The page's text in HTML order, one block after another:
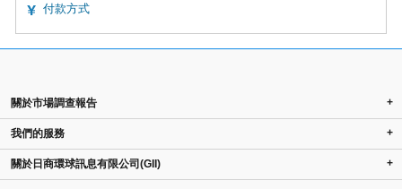
付款方式
關於市場調查報告 +
我們的服務 +
關於日商環球訊息有限公司(GII) +